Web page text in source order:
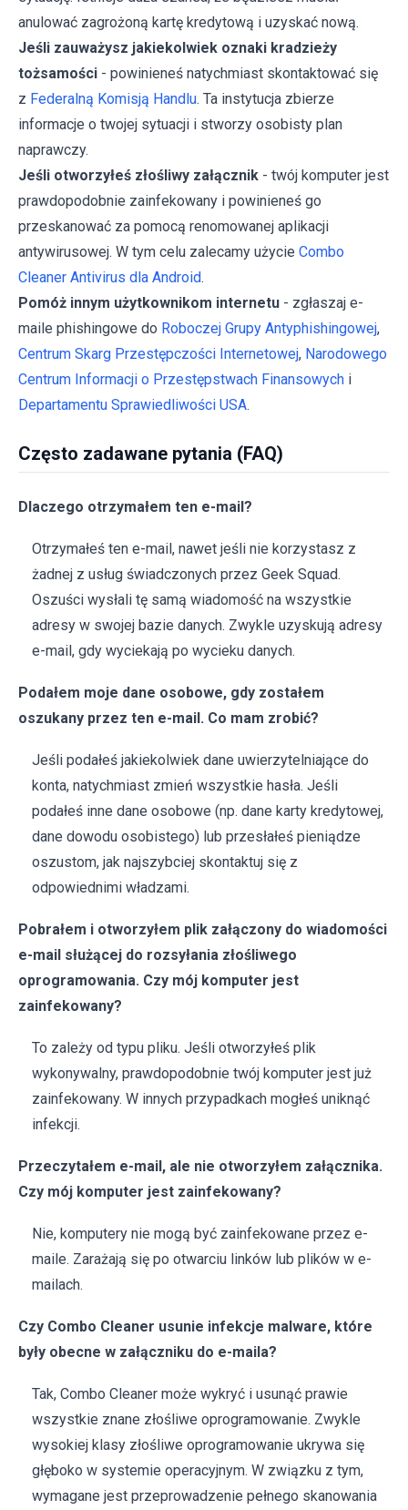
anulować zagrożoną kartę kredytową i uzyskać nową.
Jeśli zauważysz jakiekolwiek oznaki kradzieży
tożsamości - powinieneś natychmiast skontaktować się
z Federalną Komisją Handlu. Ta instytucja zbierze
informacje o twojej sytuacji i stworzy osobisty plan
naprawczy.
Jeśli otworzyłeś złośliwy załącznik - twój komputer jest
prawdopodobnie zainfekowany i powinieneś go
przeskanować za pomocą renomowanej aplikacji
antywirusowej. W tym celu zalecamy użycie Combo
Cleaner Antivirus dla Android.
Pomóż innym użytkownikom internetu - zgłaszaj e-
maile phishingowe do Roboczej Grupy Antyphishingowej,
Centrum Skarg Przestępczości Internetowej, Narodowego
Centrum Informacji o Przestępstwach Finansowych i
Departamentu Sprawiedliwości USA.
Często zadawane pytania (FAQ)
Dlaczego otrzymałem ten e-mail?
Otrzymałeś ten e-mail, nawet jeśli nie korzystasz z
żadnej z usług świadczonych przez Geek Squad.
Oszuści wysłali tę samą wiadomość na wszystkie
adresy w swojej bazie danych. Zwykle uzyskują adresy
e-mail, gdy wyciekają po wycieku danych.
Podałem moje dane osobowe, gdy zostałem
oszukany przez ten e-mail. Co mam zrobić?
Jeśli podałeś jakiekolwiek dane uwierzytelniające do
konta, natychmiast zmień wszystkie hasła. Jeśli
podałeś inne dane osobowe (np. dane karty kredytowej,
dane dowodu osobistego) lub przesłałeś pieniądze
oszustom, jak najszybciej skontaktuj się z
odpowiednimi władzami.
Pobrałem i otworzyłem plik załączony do wiadomości
e-mail służącej do rozsyłania złośliwego
oprogramowania. Czy mój komputer jest
zainfekowany?
To zależy od typu pliku. Jeśli otworzyłeś plik
wykonywalny, prawdopodobnie twój komputer jest już
zainfekowany. W innych przypadkach mogłeś uniknąć
infekcji.
Przeczytałem e-mail, ale nie otworzyłem załącznika.
Czy mój komputer jest zainfekowany?
Nie, komputery nie mogą być zainfekowane przez e-
maile. Zarażają się po otwarciu linków lub plików w e-
mailach.
Czy Combo Cleaner usunie infekcje malware, które
były obecne w załączniku do e-maila?
Tak, Combo Cleaner może wykryć i usunąć prawie
wszystkie znane złośliwe oprogramowanie. Zwykle
wysokiej klasy złośliwe oprogramowanie ukrywa się
głęboko w systemie operacyjnym. W związku z tym,
wymagane jest przeprowadzenie pełnego skanowania